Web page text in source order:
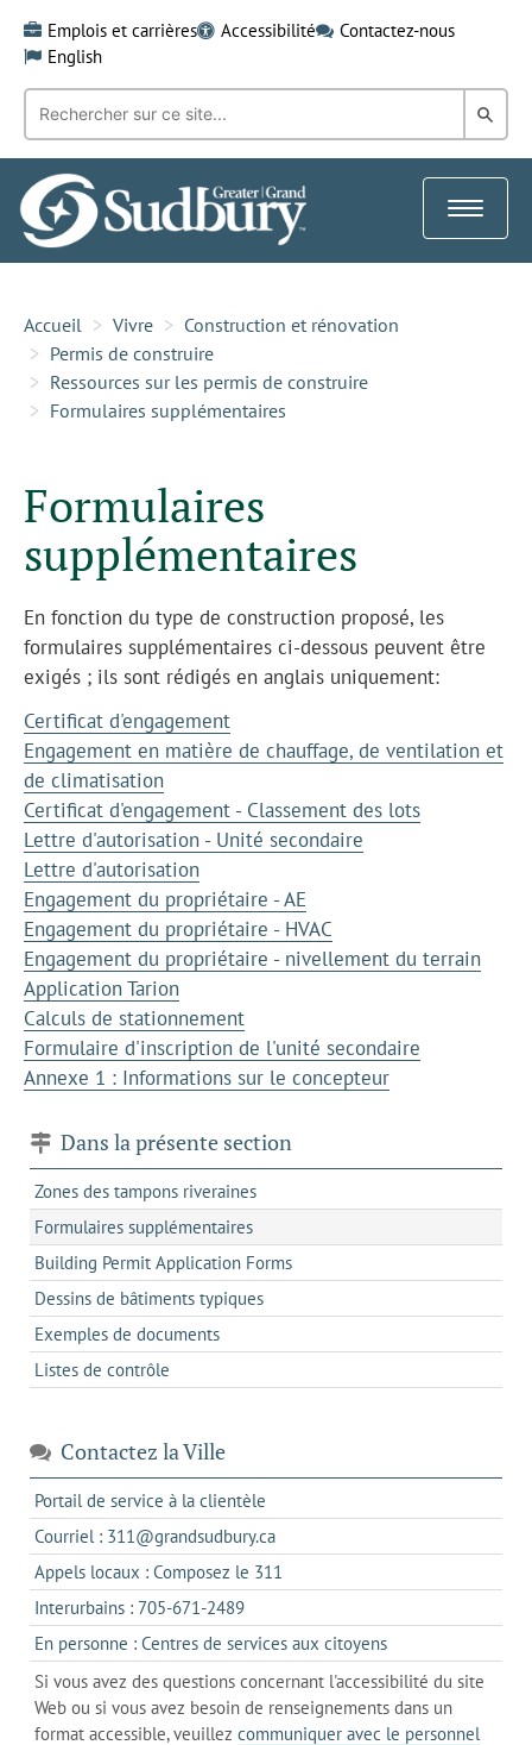
content
Emplois et carrières Accessibilité
Contactez-nous
English
Recherche
mot-
clé:
dans
Toggle
Accueil Vivre
Construction et rénovation
Permis de construire
Ressources sur les permis de construire
Formulaires supplémentaires
Formulaires
supplémentaires
En fonction du type de construction proposé, les
formulaires supplémentaires ci-dessous peuvent être
exigés ; ils sont rédigés en anglais uniquement:
Certificat d'engagement
Engagement en matière de chauffage, de ventilation et
de climatisation
Certificat d'engagement - Classement des lots
Lettre d'autorisation - Unité secondaire
Lettre d'autorisation
Engagement du propriétaire - AE
Engagement du propriétaire - HVAC
Engagement du propriétaire - nivellement du terrain
Application Tarion
Calculs de stationnement
Formulaire d'inscription de l'unité secondaire
Annexe 1 : Informations sur le concepteur
Dans la présente section
Zones des tampons riveraines
Formulaires supplémentaires
Building Permit Application Forms
Dessins de bâtiments typiques
Exemples de documents
Listes de contrôle
Contactez la Ville
Portail de service à la clientèle
dans
un
nouvel
Courriel : 311@grandsudbury.cas'ouvre
dans
votre
de
messagerie
Appels locaux : Composez le 311
dans
un
client
de
votre
téléphone
Interurbains : 705-671-2489s'ouvre
dans
un
client
de
votre
En personne : Centres de services aux citoyenss'ouvre
dans
l'onglet
actuel
Si vous avez des questions concernant l'accessibilité du site
Web ou si vous avez besoin de renseignements dans un
format accessible, veuillez communiquer avec le personnel